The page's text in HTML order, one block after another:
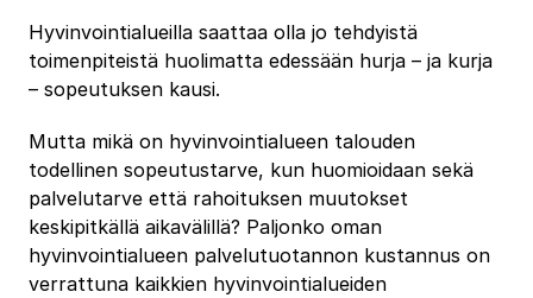
Hyvinvointialueilla saattaa olla jo tehdyistä
toimenpiteistä huolimatta edessään hurja – ja kurja
– sopeutuksen kausi.
Mutta mikä on hyvinvointialueen talouden
todellinen sopeutustarve, kun huomioidaan sekä
palvelutarve että rahoituksen muutokset
keskipitkällä aikavälillä? Paljonko oman
hyvinvointialueen palvelutuotannon kustannus on
verrattuna kaikkien hyvinvointialueiden